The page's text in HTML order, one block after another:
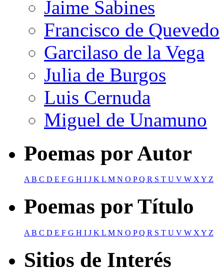
Jaime Sabines
Francisco de Quevedo
Garcilaso de la Vega
Julia de Burgos
Luis Cernuda
Miguel de Unamuno
Poemas por Autor
AB C D E F G H I J K L M N O PQ R S T U V W XY Z
Poemas por Título
A B C D E F G H I J K L M N O PQ R S T U V W X Y Z
Sitios de Interés